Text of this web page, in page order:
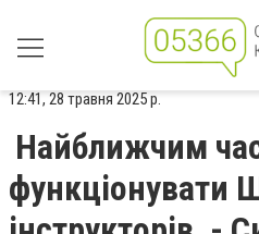
12:41, 28 травня 2025 р.
Найближчим
функціонувати